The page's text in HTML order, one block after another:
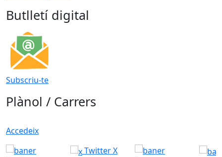
Butlletí digital
Subscriu-te
Plànol / Carrers
Accedeix
Twitter X